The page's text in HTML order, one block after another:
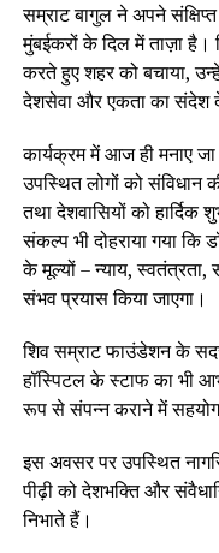
सम्राट बागुल ने अपने
मुंबईकरों के दिल में ताज़ा है।
करते हुए शहर को बचाया,
देशसेवा और एकता का संदेश
कार्यक्रम में आज ही मनाए
उपस्थित लोगों को संविधान
तथा देशवासियों को
संकल्प भी दोहराया गया कि
के मूल्यों – न्याय,
संभव प्रयास किया जाएगा।
शिव सम्राट फाउंडेशन के
हॉस्पिटल के स्टाफ का भी
रूप से संपन्न कराने में सहयोग
इस अवसर पर उपस्थित
पीढ़ी को देशभक्ति और
निभाते हैं।